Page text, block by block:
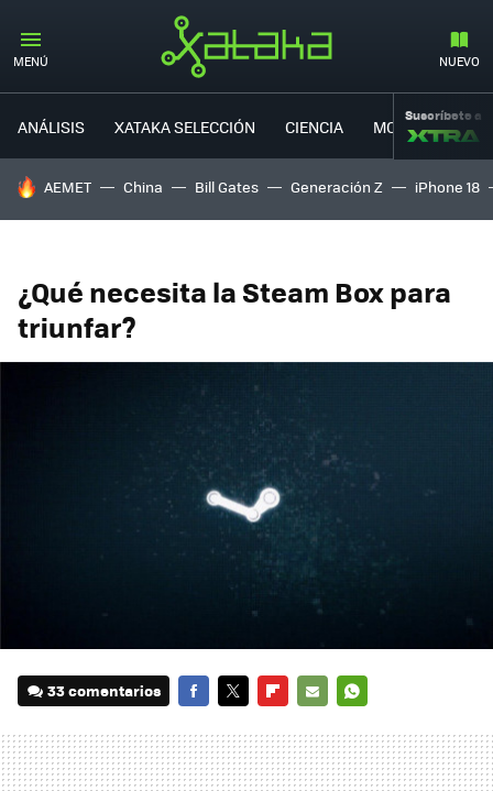
MENÚ NUEVO
ANÁLISIS XATAKA SELECCIÓN CIENCIA MOVILIDAD
Suscríbete a
HOY SE HABLA DE
AEMET China Bill Gates Generación Z iPhone 18
¿Qué necesita la Steam Box para
triunfar?
33 comentarios
MAIL